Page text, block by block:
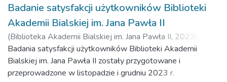
Badanie satysfakcji użytkowników Biblioteki
Akademii Bialskiej im. Jana Pawła II
(Biblioteka Akademii Bialskiej im. Jana Pawła II, 2023
Cyran, Katarzyna;Borkowicz, Sylwia
Badania satysfakcji użytkowników Biblioteki Akademii
Bialskiej im. Jana Pawła II zostały przygotowane i
przeprowadzone w listopadzie i grudniu 2023 r.